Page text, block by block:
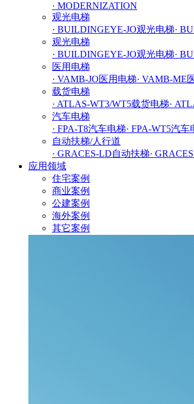
· MODERNIZATION
观光电梯
· BUILDINGEYE-JO观光电梯·
观光电梯
· BUILDINGEYE-JO观光电梯·
医用电梯
· VAMB-JO医用电梯· VAMB-ME
载货电梯
· ATLAS-WT3/WT5载货电梯·
汽车电梯
· FPA-T8汽车电梯· FPA-WT5汽车
自动扶梯/人行道
· GRACES-LD自动扶梯·
应用领域
住宅案例
商业案例
公建案例
海外案例
其它案例